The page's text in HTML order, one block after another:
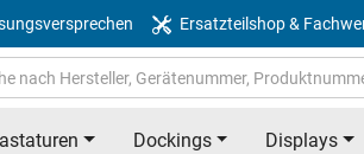
Ersatzteilshop &
Dockings Displays